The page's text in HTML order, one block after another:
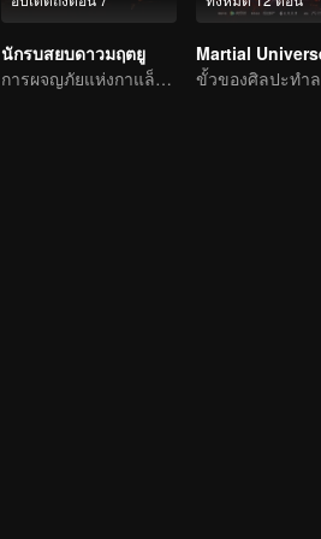
นักรบสยบดาวมฤตยู
การผจญภัยแห่งกาแล็กซี่: ศึกเลือดบนซากปรักหักพัง!
Martial